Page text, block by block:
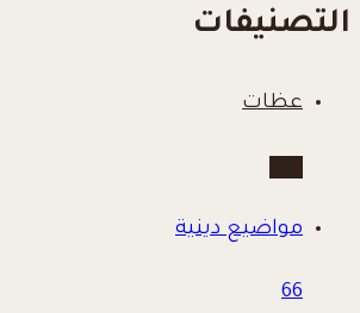
التصنيفات
عظات
مواضيع دينية
66